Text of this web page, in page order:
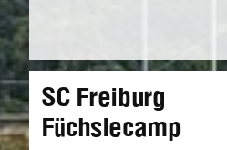
SC Freiburg
Füchslecamp